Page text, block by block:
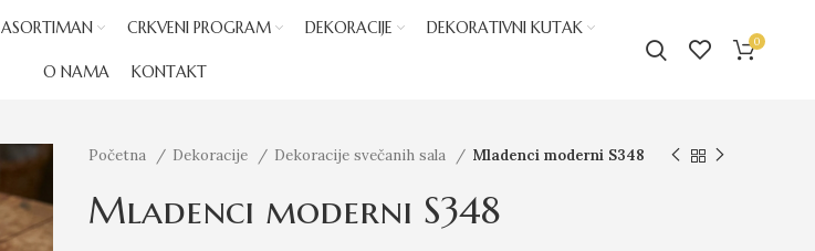
ASORTIMAN CRKVENI PROGRAM DEKORACIJE DEKORATIVNI KUTAK
O NAMA KONTAKT
0
Početna Dekoracije Dekoracije svečanih sala Mladenci moderni S348
Mladenci moderni S348